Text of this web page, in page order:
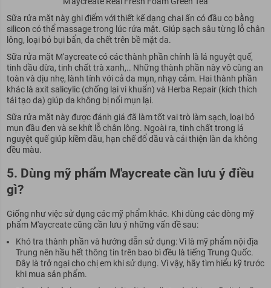
Sữa rửa mặt này ghi điểm với thiết kế dạng chai ấn có đầu cọ bằng
silicon có thể massage trong lúc rửa mặt. Giúp sạch sâu từng lỗ chân
lông, loại bỏ bụi bẩn, da chết trên bề mặt da.
Sữa rửa mặt M'aycreate có các thành phần chính là lá nguyệt quế,
tinh dầu dừa, tinh chất trà xanh,.. Những thành phần này vô cùng an
toàn và dịu nhẹ, lành tính với cả da mụn, nhạy cảm. Hai thành phần
khác là axit salicylic (chống lại vi khuẩn) và Herba Repair (kích thích
tái tạo da) giúp da không bị nổi mụn lại.
Sữa rửa mặt này được đánh giá đã làm tốt vai trò làm sạch, loại bỏ
mụn đầu đen và se khít lỗ chân lông. Ngoài ra, tinh chất trong lá
nguyệt quế giúp kiềm dầu, hạn chế đổ dầu và cải thiện làn da không
đều màu.
5. Dùng mỹ phẩm M'aycreate cần lưu ý điều
gì?
Giống như việc sử dụng các mỹ phẩm khác. Khi dùng các dòng mỹ
phẩm M'aycreate cũng cần lưu ý những vấn đề sau:
Khó tra thành phần và hướng dẫn sử dụng: Vì là mỹ phẩm nội địa
Trung nên hầu hết thông tin trên bao bì đều là tiếng Trung Quốc.
Đây là trở ngại cho chị em khi sử dụng. Vì vậy, hãy tìm hiểu kỹ trước
khi mua sản phẩm.